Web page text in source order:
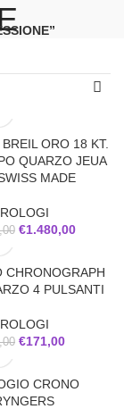
ORO 18 KT.
QUARZO JEUA
MADE
€1.480,00
CHRONOGRAPH
4 PULSANTI
€171,00
CRONO